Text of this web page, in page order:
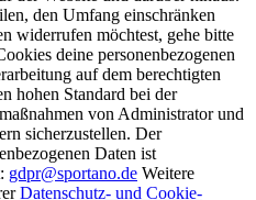
den Umfang einschränken
widerrufen möchtest, gehe bitte
deine personenbezogenen
auf dem berechtigten
hohen Standard bei der
von Administrator und
sicherzustellen. Der
Daten ist
gdpr@sportano.de Weitere
Datenschutz- und Cookie-